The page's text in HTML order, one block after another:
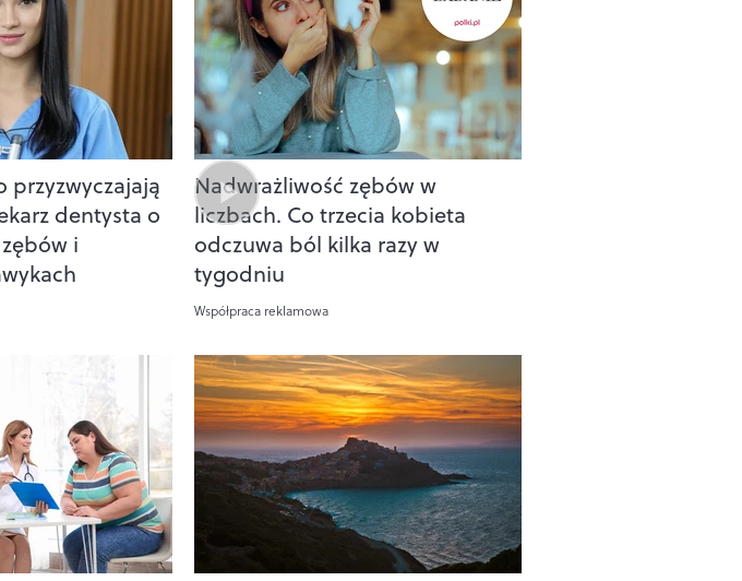
przyzwyczajają
dentysta o
i
Nadwrażliwość zębów w
liczbach. Co trzecia kobieta
odczuwa ból kilka razy w
tygodniu
Współpraca reklamowa